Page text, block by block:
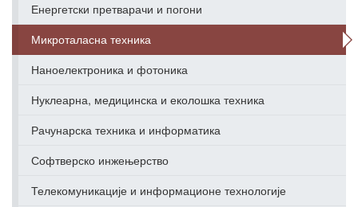
Енергетски претварачи и погони
Микроталасна техника
Наноелектроника и фотоника
Нуклеарна, медицинска и еколошка техника
Рачунарска техника и информатика
Софтверско инжењерство
Телекомуникације и информационе технологије